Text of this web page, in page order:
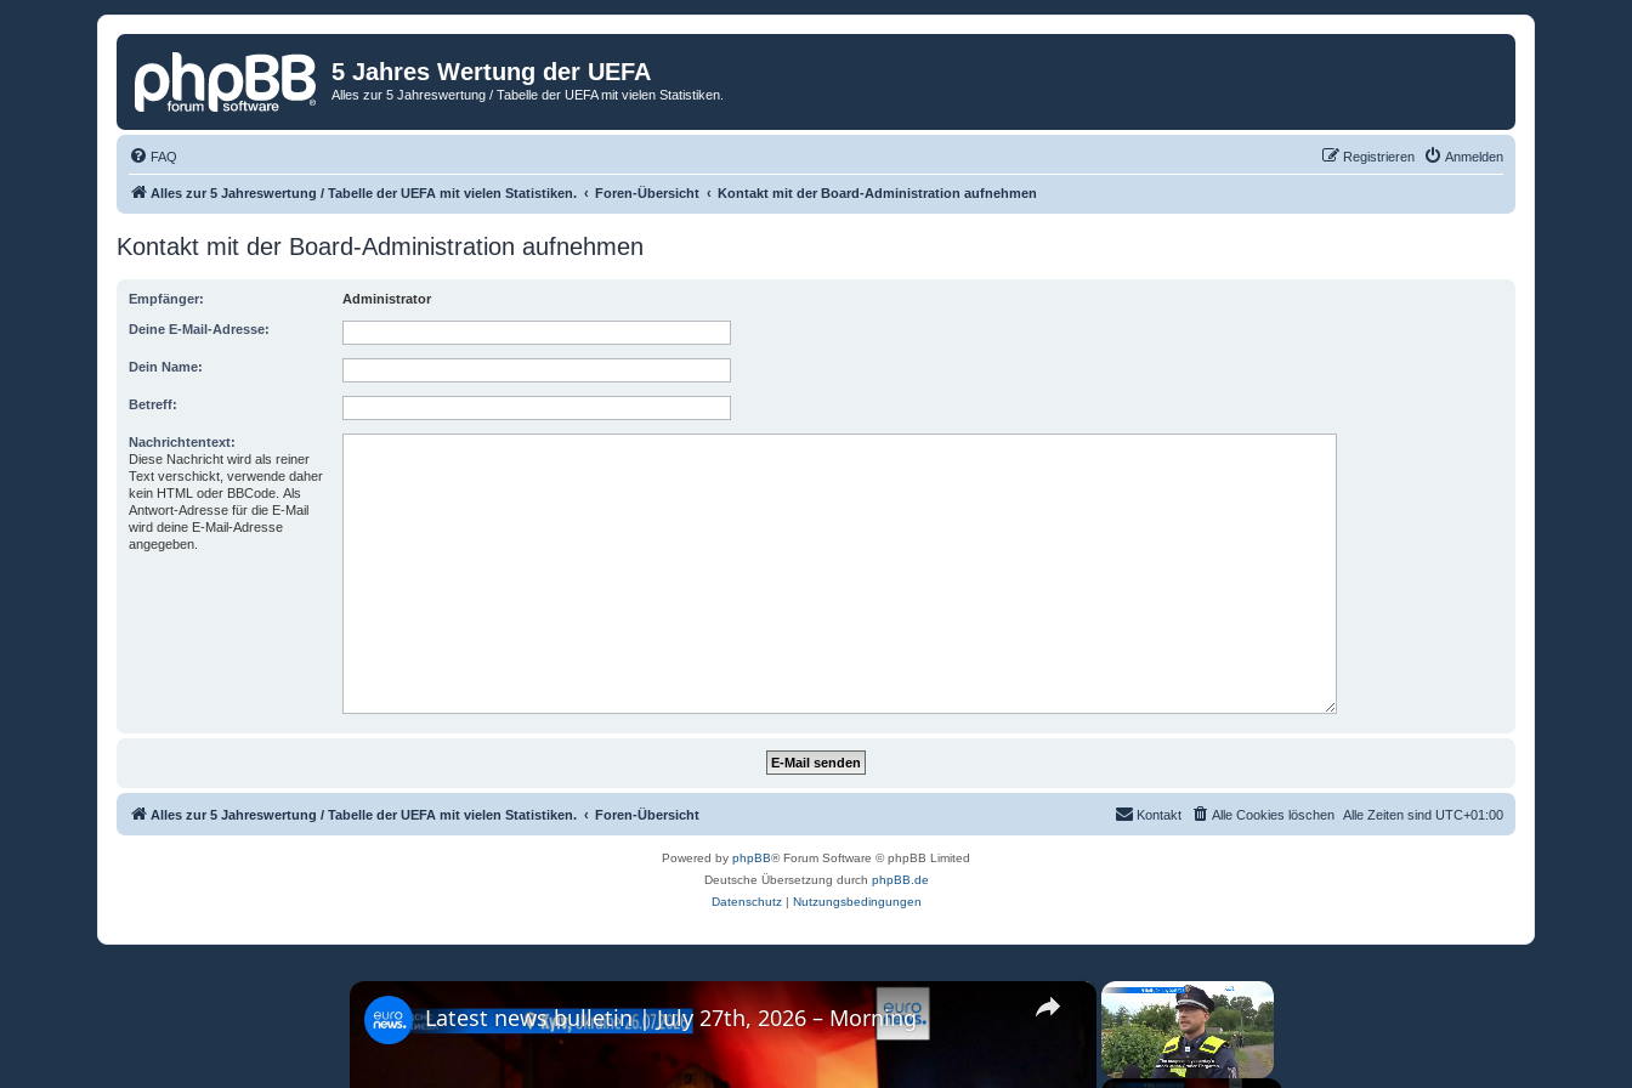
5 Jahres Wertung der UEFA
Alles zur 5 Jahreswertung / Tabelle der UEFA mit vielen Statistiken.
FAQ Anmelden
Registrieren
Alles zur 5 Jahreswertung / Tabelle der UEFA mit vielen Statistiken. Foren-Übersicht Kontakt mit der Board-Administration aufnehmen
Kontakt mit der Board-Administration aufnehmen
Empfänger: Administrator
Deine E-Mail-Adresse:
Dein Name:
Betreff:
Nachrichtentext:
Diese Nachricht wird als reiner
Text verschickt, verwende daher
kein HTML oder BBCode. Als
Antwort-Adresse für die E-Mail
wird deine E-Mail-Adresse
angegeben.
Alles zur 5 Jahreswertung / Tabelle der UEFA mit vielen Statistiken. Foren-Übersicht Alle Zeiten sind UTC+01:00
Alle Cookies löschen
Kontakt
Powered by phpBB® Forum Software © phpBB Limited
Deutsche Übersetzung durch phpBB.de
Datenschutz| Nutzungsbedingungen
×
×
Latest news bulletin | July 27th, 2026 – Morning